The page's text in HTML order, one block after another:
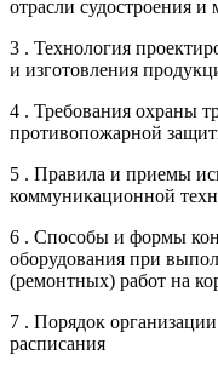
отрасли судостроения и
3 . Технология
и изготовления
4 . Требования охраны
противопожарной
5 . Правила и приемы
коммуникационной
6 . Способы и формы
оборудования при
(ремонтных) работ на
7 . Порядок организации
расписания